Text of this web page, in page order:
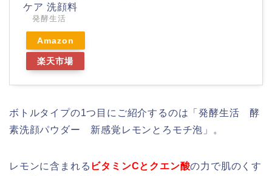
ケア 洗顔料
発酵生活
Amazon
楽天市場
ボトルタイプの1つ目にご紹介するのは「発酵生活 酵
素洗顔パウダー 新感覚レモンとろモチ泡」。
レモンに含まれる ビタミンCとクエン酸の力で肌のくす